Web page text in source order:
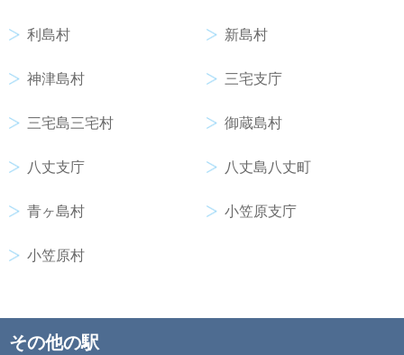
利島村 新島村
神津島村 三宅支庁
三宅島三宅村 御蔵島村
八丈支庁 八丈島八丈町
青ヶ島村 小笠原支庁
小笠原村
その他の駅